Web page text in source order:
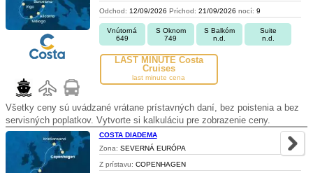
Odchod: 12/09/2026 Príchod: 21/09/2026 nocí: 9
Vnútorná
649
S Oknom
749
S Balkóm
n.d.
Suite
n.d.
LAST MINUTE Costa
Cruises
last minute cena
Všetky ceny sú uvádzané vrátane prístavných daní, bez poistenia a bez
servisných poplatkov. Vytvorte si kalkuláciu pre zobrazenie ceny.
COSTA DIADEMA
Zona: SEVERNÁ EURÓPA
Z prístavu: COPENHAGEN